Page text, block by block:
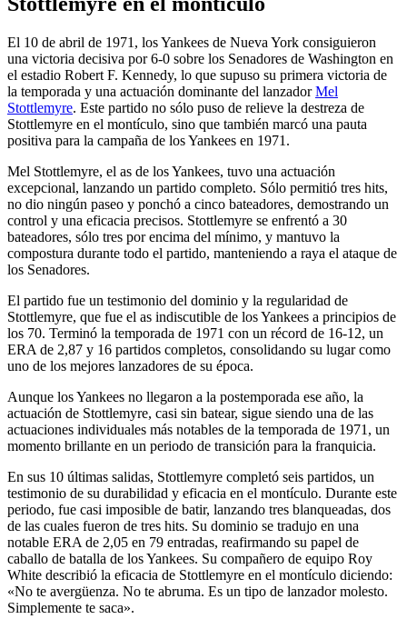
El 10 de abril de 1971, los Yankees de Nueva York consiguieron
una victoria decisiva por 6-0 sobre los Senadores de Washington en
el estadio Robert F. Kennedy, lo que supuso su primera victoria de
la temporada y una actuación dominante del lanzadorMel
Stottlemyre. Este partido no sólo puso de relieve la destreza de
Stottlemyre en el montículo, sino que también marcó una pauta
positiva para la campaña de los Yankees en 1971.
Mel Stottlemyre, el as de los Yankees, tuvo una actuación
excepcional, lanzando un partido completo. Sólo permitió tres hits,
no dio ningún paseo y ponchó a cinco bateadores, demostrando un
control y una eficacia precisos. Stottlemyre se enfrentó a 30
bateadores, sólo tres por encima del mínimo, y mantuvo la
compostura durante todo el partido, manteniendo a raya el ataque de
los Senadores.
El partido fue un testimonio del dominio y la regularidad de
Stottlemyre, que fue el as indiscutible de los Yankees a principios de
los 70. Terminó la temporada de 1971 con un récord de 16-12, un
ERA de 2,87 y 16 partidos completos, consolidando su lugar como
uno de los mejores lanzadores de su época.
Aunque los Yankees no llegaron a la postemporada ese año, la
actuación de Stottlemyre, casi sin batear, sigue siendo una de las
actuaciones individuales más notables de la temporada de 1971, un
momento brillante en un periodo de transición para la franquicia.
En sus 10 últimas salidas, Stottlemyre completó seis partidos, un
testimonio de su durabilidad y eficacia en el montículo. Durante este
periodo, fue casi imposible de batir, lanzando tres blanqueadas, dos
de las cuales fueron de tres hits. Su dominio se tradujo en una
notable ERA de 2,05 en 79 entradas, reafirmando su papel de
caballo de batalla de los Yankees. Su compañero de equipo Roy
White describió la eficacia de Stottlemyre en el montículo diciendo:
«No te avergüenza. No te abruma. Es un tipo de lanzador molesto.
Simplemente te saca».